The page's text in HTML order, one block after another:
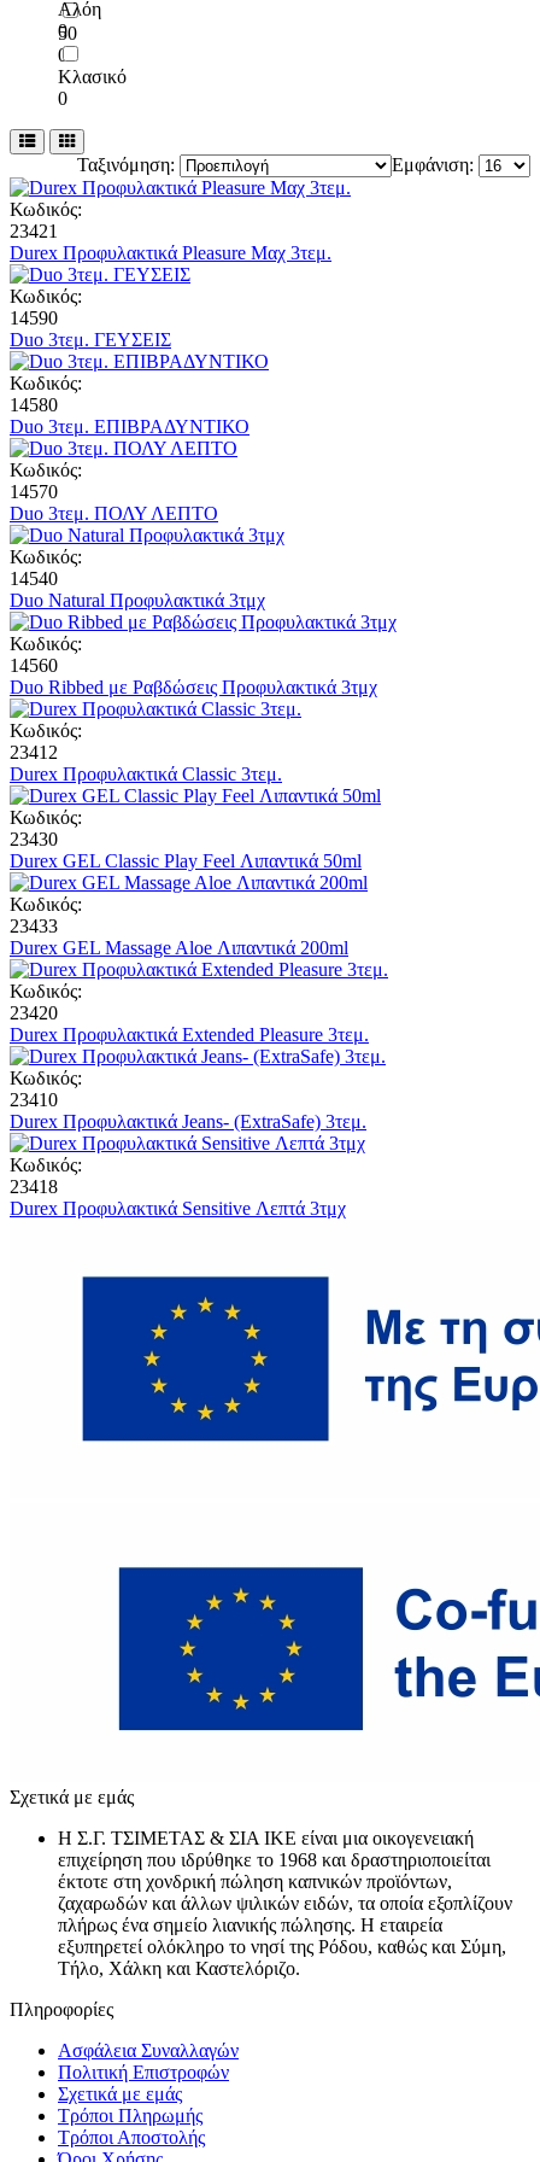
50
0
Αλόη
0
Κλασικό
0
Εμφάνιση:
Ταξινόμηση:
Κωδικός:
23421
Durex Προφυλακτικά Pleasure Mαχ 3τεμ.
Κωδικός:
14590
Duo 3τεμ. ΓΕΥΣΕΙΣ
Κωδικός:
14580
Duo 3τεμ. ΕΠΙΒΡΑΔΥΝΤΙΚΟ
Κωδικός:
14570
Duo 3τεμ. ΠΟΛΥ ΛΕΠΤΟ
Κωδικός:
14540
Duo Natural Προφυλακτικά 3τμχ
Κωδικός:
14560
Duo Ribbed με Ραβδώσεις Προφυλακτικά 3τμχ
Κωδικός:
23412
Durex Προφυλακτικά Classic 3τεμ.
Κωδικός:
23430
Durex GEL Classic Play Feel Λιπαντικά 50ml
Κωδικός:
23433
Durex GEL Massage Aloe Λιπαντικά 200ml
Κωδικός:
23420
Durex Προφυλακτικά Extended Pleasure 3τεμ.
Κωδικός:
23410
Durex Προφυλακτικά Jeans- (ExtraSafe) 3τεμ.
Κωδικός:
23418
Durex Προφυλακτικά Sensitive Λεπτά 3τμχ
Σχετικά με εμάς
Η Σ.Γ. ΤΣΙΜΕΤΑΣ & ΣΙΑ ΙΚΕ είναι μια οικογενειακή
επιχείρηση που ιδρύθηκε το 1968 και δραστηριοποιείται
έκτοτε στη χονδρική πώληση καπνικών προϊόντων,
ζαχαρωδών και άλλων ψιλικών ειδών, τα οποία εξοπλίζουν
πλήρως ένα σημείο λιανικής πώλησης. Η εταιρεία
εξυπηρετεί ολόκληρο το νησί της Ρόδου, καθώς και Σύμη,
Τήλο, Χάλκη και Καστελόριζο.
Πληροφορίες
Ασφάλεια Συναλλαγών
Πολιτική Επιστροφών
Σχετικά με εμάς
Τρόποι Πληρωμής
Τρόποι Αποστολής